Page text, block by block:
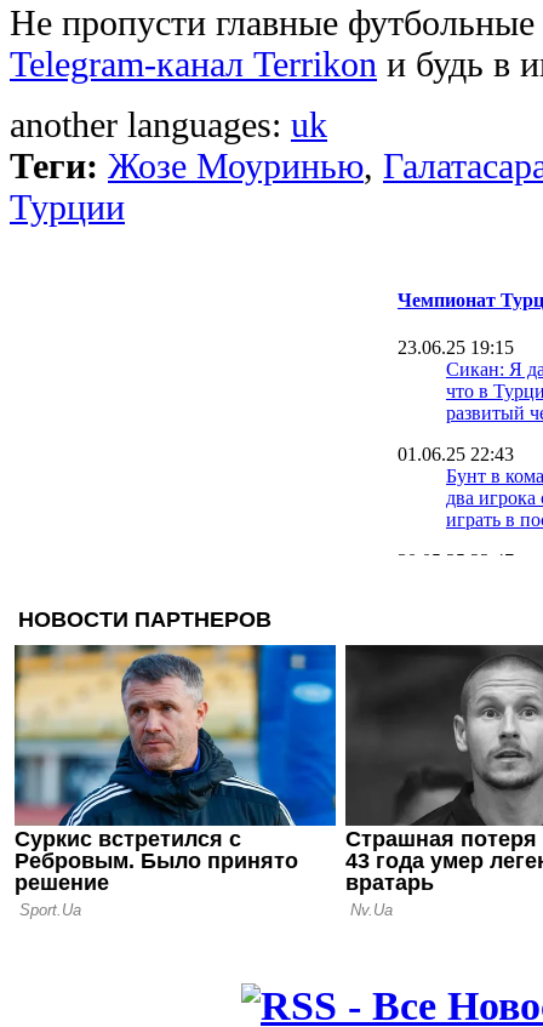
Не пропусти главные
Telegram-канал Terrikon и будь в
another languages: uk
Теги: Жозе Моуринью,
Турции
Чемпионат
23.06.25 19:15
Сикан: Я
что в
развитый
01.06.25 22:43
Бунт в
два игрока
играть в
30.05.25 22:47
25.05.25 22:20
Зубковым
19.05.25 23:13
Моуринью